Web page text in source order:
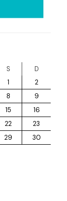
S
D
1
2
8
9
15
16
22
23
29
30